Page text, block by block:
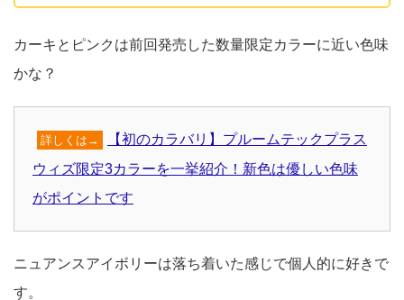
カーキとピンクは前回発売した数量限定カラーに近い色味
かな？
詳しくは→
【初のカラバリ】プルームテックプラス
ウィズ限定3カラーを一挙紹介！新色は優しい色味
がポイントです
ニュアンスアイボリーは落ち着いた感じで個人的に好きで
す。